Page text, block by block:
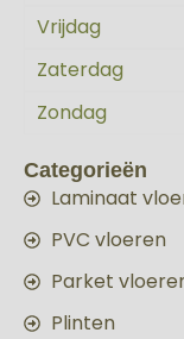
Vrijdag
Zaterdag
Zondag
Categorieën
Laminaat
PVC vloeren
Parket
Plinten